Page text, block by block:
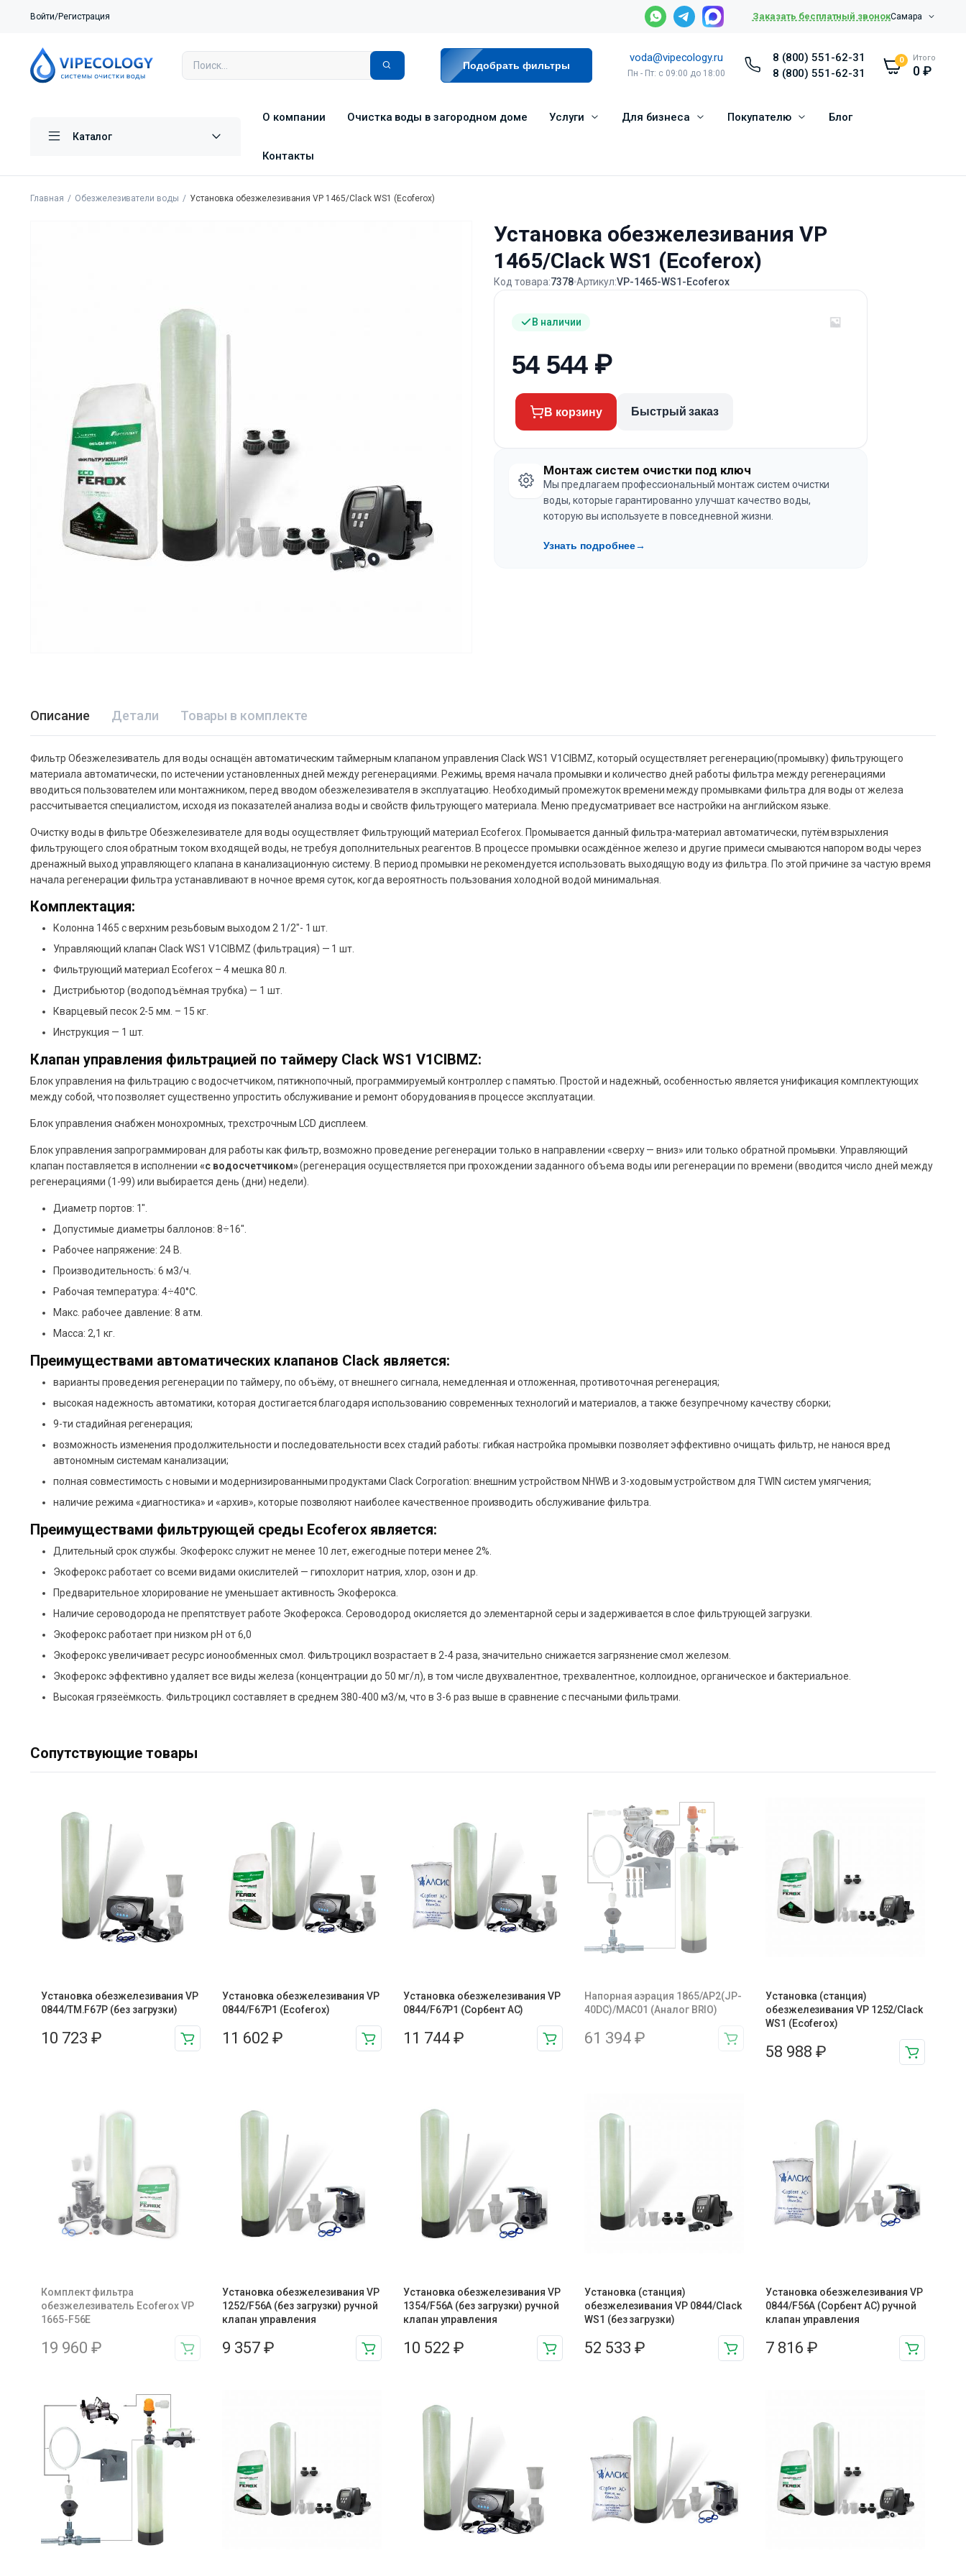
Войти/Регистрация Заказать бесплатный звонокСамара
Подобрать фильтры
voda@vipecology.ru
Пн - Пт: с 09:00 до 18:00
8 (800) 551-62-31
8 (800) 551-62-31
0 Итого
0₽
Каталог
О компании Очистка воды в загородном доме Услуги Для бизнеса Покупателю Блог
Контакты
Главная Обезжелезиватели воды Установка обезжелезивания VP 1465/Clack WS1 (Ecoferox)
Установка обезжелезивания VP
1465/Clack WS1 (Ecoferox)
Код товара:7378 Артикул:VP-1465-WS1-Ecoferox
В наличии
54 544 ₽
В корзину Быстрый заказ
Монтаж систем очистки под ключ
Мы предлагаем профессиональный монтаж систем очистки
воды, которые гарантированно улучшат качество воды,
которую вы используете в повседневной жизни.
Узнать подробнее→
Описание Детали Товары в комплекте
Фильтр Обезжелезиватель для воды оснащён автоматическим таймерным клапаном управления Clack WS1 V1CIBMZ, который осуществляет регенерацию(промывку) фильтрующего
материала автоматически, по истечении установленных дней между регенерациями. Режимы, время начала промывки и количество дней работы фильтра между регенерациями
вводиться пользователем или монтажником, перед вводом обезжелезивателя в эксплуатацию. Необходимый промежуток времени между промывками фильтра для воды от железа
рассчитывается специалистом, исходя из показателей анализа воды и свойств фильтрующего материала. Меню предусматривает все настройки на английском языке.
Очистку воды в фильтре Обезжелезивателе для воды осуществляет Фильтрующий материал Ecoferox. Промывается данный фильтра-материал автоматически, путём взрыхления
фильтрующего слоя обратным током входящей воды, не требуя дополнительных реагентов. В процессе промывки осаждённое железо и другие примеси смываются напором воды через
дренажный выход управляющего клапана в канализационную систему. В период промывки не рекомендуется использовать выходящую воду из фильтра. По этой причине за частую время
начала регенерации фильтра устанавливают в ночное время суток, когда вероятность пользования холодной водой минимальная.
Комплектация:
Колонна 1465 с верхним резьбовым выходом 2 1/2″- 1 шт.
Управляющий клапан Clack WS1 V1CIBMZ (фильтрация) — 1 шт.
Фильтрующий материал Ecoferox – 4 мешка 80 л.
Дистрибьютор (водоподъёмная трубка) — 1 шт.
Кварцевый песок 2-5 мм. – 15 кг.
Инструкция — 1 шт.
Клапан управления фильтрацией по таймеру Clack WS1 V1CIBMZ:
Блок управления на фильтрацию с водосчетчиком, пятикнопочный, программируемый контроллер с памятью. Простой и надежный, особенностью является унификация комплектующих
между собой, что позволяет существенно упростить обслуживание и ремонт оборудования в процессе эксплуатации.
Блок управления снабжен монохромных, трехстрочным LCD дисплеем.
Блок управления запрограммирован для работы как фильтр, возможно проведение регенерации только в направлении «сверху — вниз» или только обратной промывки. Управляющий
клапан поставляется в исполнении«с водосчетчиком»(регенерация осуществляется при прохождении заданного объема воды или регенерации по времени (вводится число дней между
регенерациями (1-99) или выбирается день (дни) недели).
Диаметр портов: 1″.
Допустимые диаметры баллонов: 8÷16″.
Рабочее напряжение: 24 В.
Производительность: 6 м3/ч.
Рабочая температура: 4÷40°С.
Макс. рабочее давление: 8 атм.
Масса: 2,1 кг.
Преимуществами автоматических клапанов Clack является:
варианты проведения регенерации по таймеру, по объёму, от внешнего сигнала, немедленная и отложенная, противоточная регенерация;
высокая надежность автоматики, которая достигается благодаря использованию современных технологий и материалов, а также безупречному качеству сборки;
9-ти стадийная регенерация;
возможность изменения продолжительности и последовательности всех стадий работы: гибкая настройка промывки позволяет эффективно очищать фильтр, не нанося вред
автономным системам канализации;
полная совместимость с новыми и модернизированными продуктами Clack Corporation: внешним устройством NHWB и 3-ходовым устройством для TWIN систем умягчения;
наличие режима «диагностика» и «архив», которые позволяют наиболее качественное производить обслуживание фильтра.
Преимуществами фильтрующей среды Ecoferox является:
Длительный срок службы. Экоферокс служит не менее 10 лет, ежегодные потери менее 2%.
Экоферокс работает со всеми видами окислителей — гипохлорит натрия, хлор, озон и др.
Предварительное хлорирование не уменьшает активность Экоферокса.
Наличие сероводорода не препятствует работе Экоферокса. Сероводород окисляется до элементарной серы и задерживается в слое фильтрующей загрузки.
Экоферокс работает при низком рН от 6,0
Экоферокс увеличивает ресурс ионообменных смол. Фильтроцикл возрастает в 2-4 раза, значительно снижается загрязнение смол железом.
Экоферокс эффективно удаляет все виды железа (концентрации до 50 мг/л), в том числе двухвалентное, трехвалентное, коллоидное, органическое и бактериальное.
Высокая грязеёмкость. Фильтроцикл составляет в среднем 380-400 м3/м, что в 3-6 раз выше в сравнение с песчаными фильтрами.
Сопутствующие товары
Установка обезжелезивания VP
0844/TM.F67P (без загрузки)
10 723 ₽
Установка обезжелезивания VP
0844/F67P1 (Ecoferox)
11 602 ₽
Установка обезжелезивания VP
0844/F67P1 (Сорбент АС)
11 744 ₽
Напорная аэрация 1865/AP2(JP-
40DC)/MAC01 (Аналог BRIO)
61 394 ₽
Установка (станция)
обезжелезивания VP 1252/Clack
WS1 (Ecoferox)
58 988 ₽
Комплект фильтра
обезжелезиватель Ecoferox VP
1665-F56E
19 960 ₽
Установка обезжелезивания VP
1252/F56A (без загрузки) ручной
клапан управления
9 357 ₽
Установка обезжелезивания VP
1354/F56A (без загрузки) ручной
клапан управления
10 522 ₽
Установка (станция)
обезжелезивания VP 0844/Clack
WS1 (без загрузки)
52 533 ₽
Установка обезжелезивания VP
0844/F56A (Сорбент АС) ручной
клапан управления
7 816 ₽